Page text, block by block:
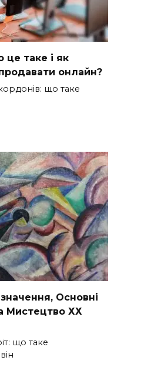
таке і як
онлайн?
що таке
Основні
Мистецтво ХХ
що таке